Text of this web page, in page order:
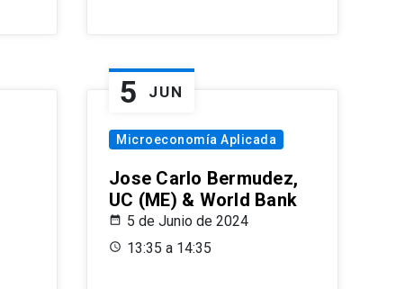
5 JUN
Microeconomía Aplicada
Jose Carlo Bermudez,
UC (ME) & World Bank
5 de Junio de 2024
13:35 a 14:35